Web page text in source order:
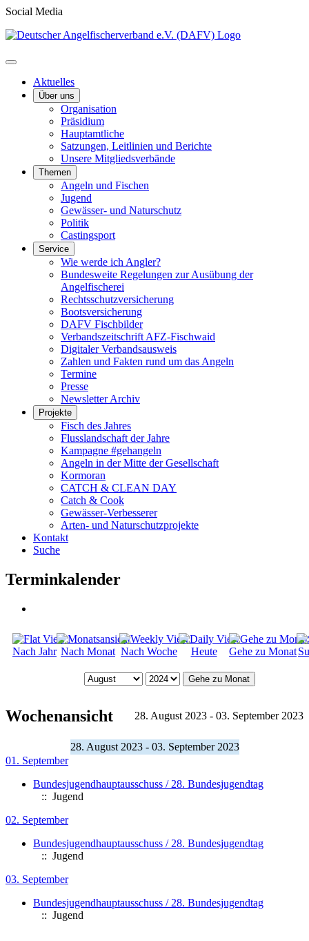
Social Media
Aktuelles
Über uns
Organisation
Präsidium
Hauptamtliche
Satzungen, Leitlinien und Berichte
Unsere Mitgliedsverbände
Themen
Angeln und Fischen
Jugend
Gewässer- und Naturschutz
Politik
Castingsport
Service
Wie werde ich Angler?
Bundesweite Regelungen zur Ausübung der
Angelfischerei
Rechtsschutzversicherung
Bootsversicherung
DAFV Fischbilder
Verbandszeitschrift AFZ-Fischwaid
Digitaler Verbandsausweis
Zahlen und Fakten rund um das Angeln
Termine
Presse
Newsletter Archiv
Projekte
Fisch des Jahres
Flusslandschaft der Jahre
Kampagne #gehangeln
Angeln in der Mitte der Gesellschaft
Kormoran
CATCH & CLEAN DAY
Catch & Cook
Gewässer-Verbesserer
Arten- und Naturschutzprojekte
Kontakt
Suche
Terminkalender
Nach Jahr Nach Monat Nach Woche Heute Gehe zu Monat
Gehe zu Monat
Wochenansicht 28. August 2023 - 03. September 2023
28. August 2023 - 03. September 2023
01. September
Bundesjugendhauptausschuss / 28. Bundesjugendtag
:: Jugend
02. September
Bundesjugendhauptausschuss / 28. Bundesjugendtag
:: Jugend
03. September
Bundesjugendhauptausschuss / 28. Bundesjugendtag
:: Jugend